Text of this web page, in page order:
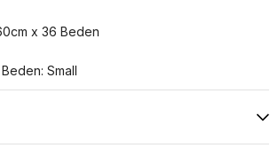
x 36 Beden
Small